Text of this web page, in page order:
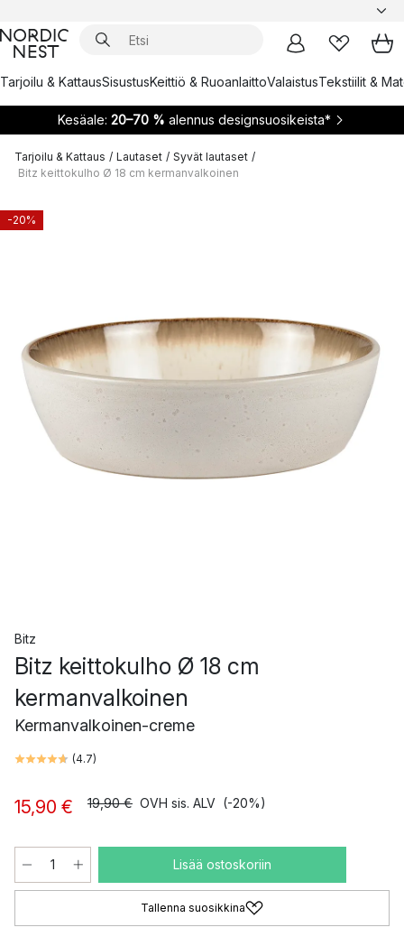
Tarjoilu & KattausSisustusKeittiö & RuoanlaittoValaistusTekstiilit &
Kesäale: 20–70 % alennus designsuosikeista*
Tarjoilu & Kattaus / Lautaset / Syvät lautaset /
Bitz keittokulho Ø 18 cm kermanvalkoinen
-20%
Bitz
Bitz keittokulho Ø 18 cm
kermanvalkoinen
Kermanvalkoinen-creme
(4.7)
15,90 € 19,90 € OVH sis. ALV (-20%)
Lisää ostoskoriin
Tallenna suosikkina